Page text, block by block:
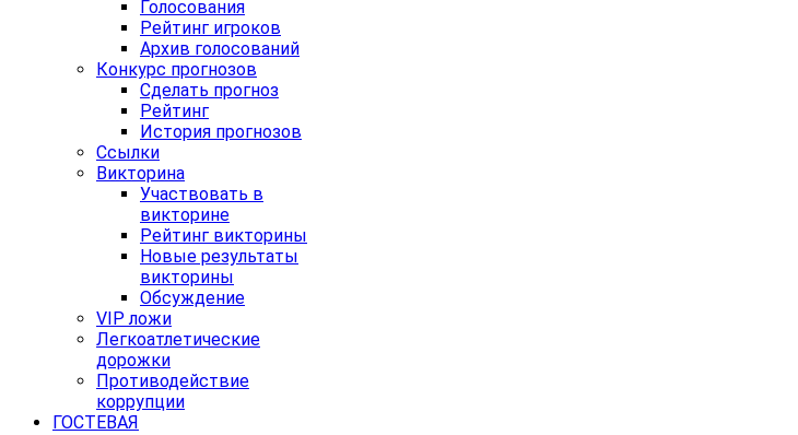
Голосования
Рейтинг игроков
Архив голосований
Конкурс прогнозов
Сделать прогноз
Рейтинг
История прогнозов
Ссылки
Викторина
Участвовать в
викторине
Рейтинг викторины
Новые результаты
викторины
Обсуждение
VIP ложи
Легкоатлетические
дорожки
Противодействие
коррупции
ГОСТЕВАЯ